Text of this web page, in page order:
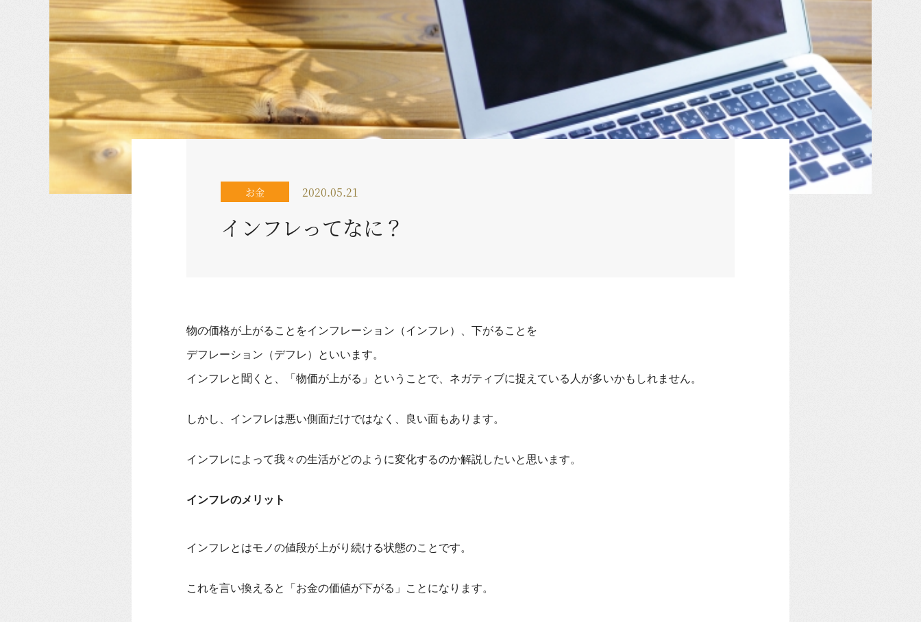
お金 2020.05.21
インフレってなに？
物の価格が上がることをインフレーション（インフレ）、下がることを
デフレーション（デフレ）といいます。
インフレと聞くと、「物価が上がる」ということで、ネガティブに捉えている人が多いかもしれません。
しかし、インフレは悪い側面だけではなく、良い面もあります。
インフレによって我々の生活がどのように変化するのか解説したいと思います。
インフレのメリット
インフレとはモノの値段が上がり続ける状態のことです。
これを言い換えると「お金の価値が下がる」ことになります。